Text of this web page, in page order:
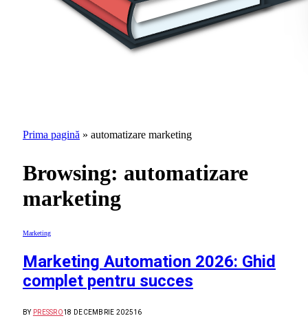
Prima pagină » automatizare marketing
Browsing: automatizare
marketing
Marketing
Marketing Automation 2026: Ghid
complet pentru succes
BY PRESSRO18 DECEMBRIE 202516